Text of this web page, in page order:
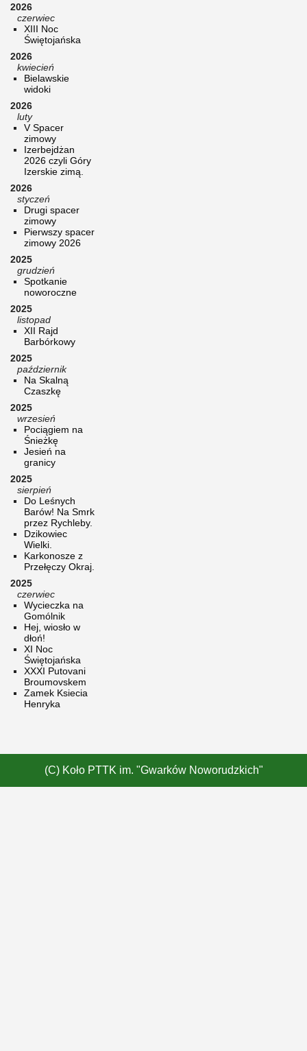
2026
czerwiec
XIII Noc
Świętojańska
2026
kwiecień
Bielawskie
widoki
2026
luty
V Spacer
zimowy
Izerbejdżan
2026 czyli Góry
Izerskie zimą.
2026
styczeń
Drugi spacer
zimowy
Pierwszy spacer
zimowy 2026
2025
grudzień
Spotkanie
noworoczne
2025
listopad
XII Rajd
Barbórkowy
2025
październik
Na Skalną
Czaszkę
2025
wrzesień
Pociągiem na
Śnieżkę
Jesień na
granicy
2025
sierpień
Do Leśnych
Barów! Na Smrk
przez Rychleby.
Dzikowiec
Wielki.
Karkonosze z
Przełęczy Okraj.
2025
czerwiec
Wycieczka na
Gomólnik
Hej, wiosło w
dłoń!
XI Noc
Świętojańska
XXXI Putovani
Broumovskem
Zamek Ksiecia
Henryka
(C) Koło PTTK im. "Gwarków Noworudzkich"